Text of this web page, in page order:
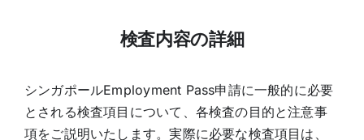
検査内容の詳細
シンガポールEmployment Pass申請に一般的に必要
とされる検査項目について、各検査の目的と注意事
項をご説明いたします。実際に必要な検査項目は、